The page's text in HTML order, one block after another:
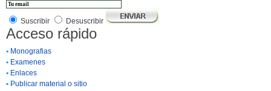
Suscribir Desuscribir
Acceso rápido
• Monografias
• Examenes
• Enlaces
• Publicar material o sitio